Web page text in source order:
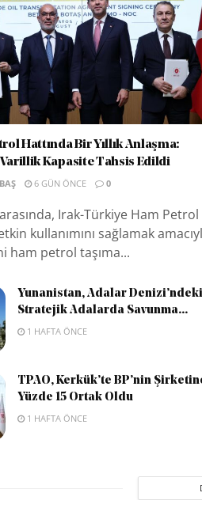
Hattında Bir Yıllık Anlaşma:
Kapasite Tahsis Edildi
6 GÜN ÖNCE 0
Irak-Türkiye Ham Petrol
kullanımını sağlamak
ham petrol taşıma...
Yunanistan, Adalar Denizi’ndeki
Stratejik Adalarda Savunma...
1 HAFTA ÖNCE
TPAO, Kerkük’te BP’nin
Yüzde 15 Ortak Oldu
1 HAFTA ÖNCE